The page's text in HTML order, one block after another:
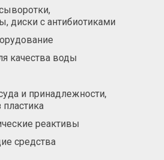
диски с антибиотиками
качества воды
и принадлежности,
реактивы
средства